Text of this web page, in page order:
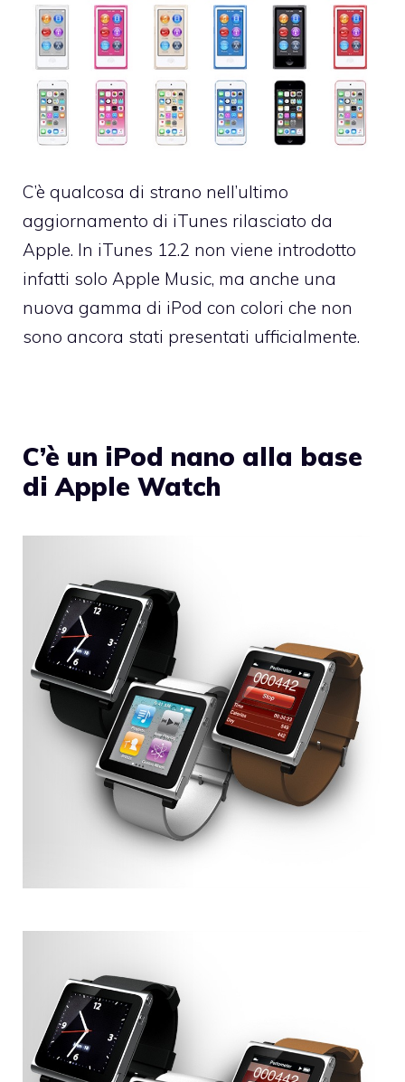
C’è qualcosa di strano nell’ultimo
aggiornamento di iTunes rilasciato da
Apple. In iTunes 12.2 non viene introdotto
infatti solo Apple Music, ma anche una
nuova gamma di iPod con colori che non
sono ancora stati presentati ufficialmente.
C’è un iPod nano alla base
di Apple Watch